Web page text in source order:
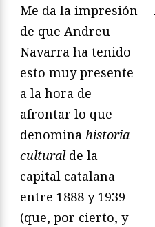
Me da la impresión
de que Andreu
Navarra ha tenido
esto muy presente
a la hora de
afrontar lo que
denomina historia
culturalde la
capital catalana
entre 1888 y 1939
(que, por cierto, y